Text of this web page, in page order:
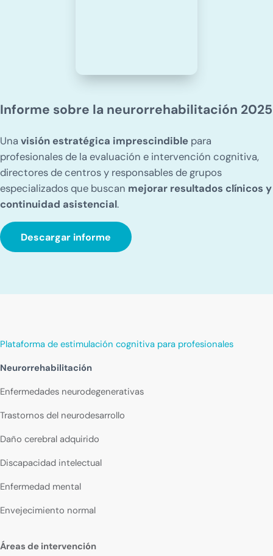
Informe sobre la neurorrehabilitación 2025
Unavisión estratégica imprescindible para
profesionales de la evaluación e intervención cognitiva,
directores de centros y responsables de grupos
especializados que buscan mejorar resultados clínicos y
continuidad asistencial.
Descargar informe
Plataforma de estimulación cognitiva para profesionales
Neurorrehabilitación
Enfermedades neurodegenerativas
Trastornos del neurodesarrollo
Daño cerebral adquirido
Discapacidad intelectual
Enfermedad mental
Envejecimiento normal
Áreas de intervención